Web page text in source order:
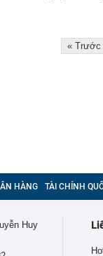
« Trước
HÀNG TÀI CHÍNH
Huy